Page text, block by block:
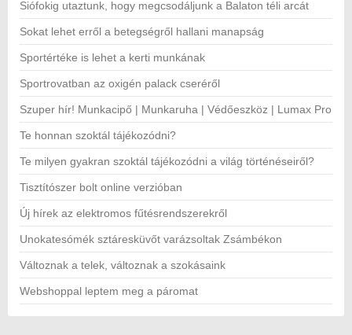
Siófokig utaztunk, hogy megcsodáljunk a Balaton téli arcát
Sokat lehet erről a betegségről hallani manapság
Sportértéke is lehet a kerti munkának
Sportrovatban az oxigén palack cseréről
Szuper hír! Munkacipő | Munkaruha | Védőeszköz | Lumax Pro
Te honnan szoktál tájékozódni?
Te milyen gyakran szoktál tájékozódni a világ történéseiről?
Tisztítószer bolt online verzióban
Új hírek az elektromos fűtésrendszerekről
Unokatesómék sztáresküvőt varázsoltak Zsámbékon
Változnak a telek, változnak a szokásaink
Webshoppal leptem meg a páromat